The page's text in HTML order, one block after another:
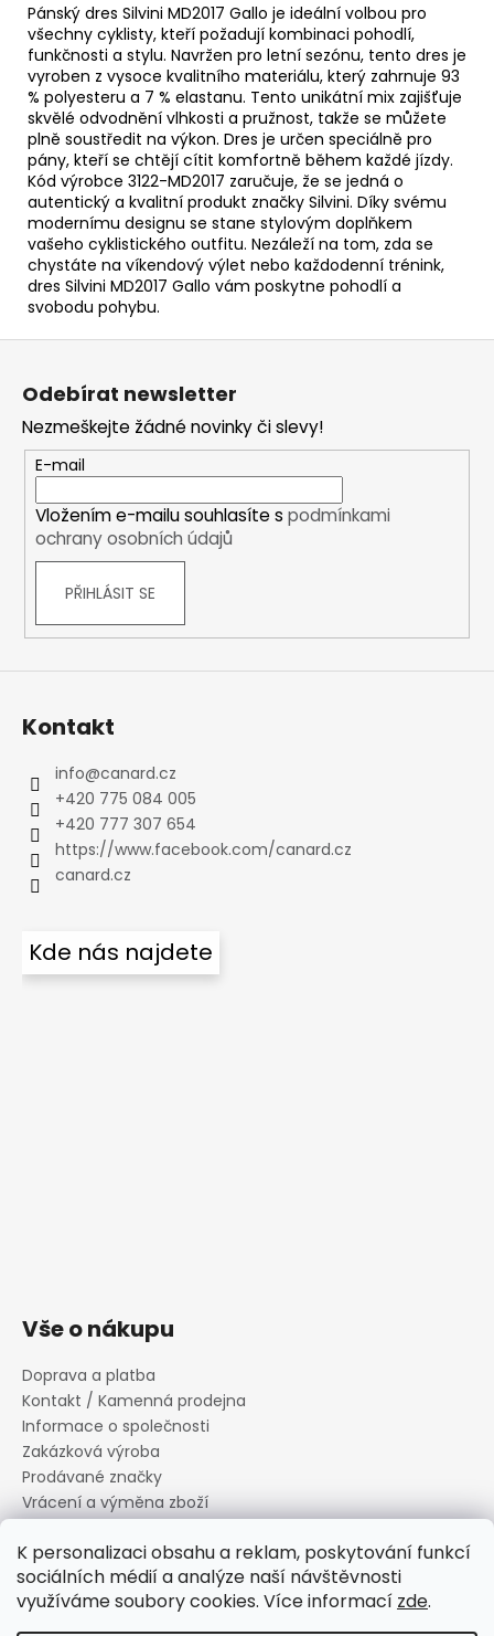
K personalizaci obsahu a reklam, poskytování funkcí
sociálních médií a analýze naší návštěvnosti
využíváme soubory cookies. Více informací zde.
Pánský dres Silvini MD2017 Gallo je ideální volbou pro
všechny cyklisty, kteří požadují kombinaci pohodlí,
funkčnosti a stylu. Navržen pro letní sezónu, tento dres je
vyroben z vysoce kvalitního materiálu, který zahrnuje 93
% polyesteru a 7 % elastanu. Tento unikátní mix zajišťuje
skvělé odvodnění vlhkosti a pružnost, takže se můžete
plně soustředit na výkon. Dres je určen speciálně pro
pány, kteří se chtějí cítit komfortně během každé jízdy.
Kód výrobce 3122-MD2017 zaručuje, že se jedná o
autentický a kvalitní produkt značky Silvini. Díky svému
modernímu designu se stane stylovým doplňkem
vašeho cyklistického outfitu. Nezáleží na tom, zda se
chystáte na víkendový výlet nebo každodenní trénink,
dres Silvini MD2017 Gallo vám poskytne pohodlí a
svobodu pohybu.
Z
Odebírat newsletter
Nezmeškejte žádné novinky či slevy!
E-mail
Vložením e-mailu souhlasíte s podmínkami
ochrany osobních údajů
PŘIHLÁSIT SE
Kontakt
info@canard.cz
+420 775 084 005
+420 777 307 654
https://www.facebook.com/canard.cz
canard.cz
Kde nás najdete
Vše o nákupu
Doprava a platba
Kontakt / Kamenná prodejna
Informace o společnosti
Zakázková výroba
Prodávané značky
Vrácení a výměna zboží
Informace o souborech cookies
Reklamační řád
Obchodní podmínky